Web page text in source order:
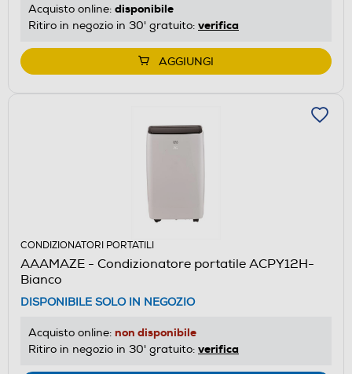
Acquisto online: disponibile
Ritiro in negozio in 30' gratuito: verifica
AGGIUNGI
CONDIZIONATORI PORTATILI
AAAMAZE - Condizionatore portatile ACPY12H-
Bianco
DISPONIBILE SOLO IN NEGOZIO
Acquisto online: non disponibile
Ritiro in negozio in 30' gratuito: verifica